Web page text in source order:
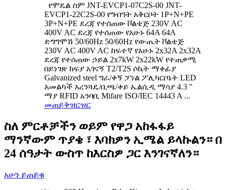
የሞዴል ስም JNT-EVCP1-07C2S-00 JNT-
EVCP1-22C2S-00 የግብዓት አቅርቦት 1P+N+PE
3P+N+PE ደረጃ የተሰጠው ቮልቴጅ 230V AC
400V AC ደረጃ የተሰጠው የአሁኑ 64A 64A
ድግግሞሽ 50/60Hz 50/60Hz የውጤት ቮልቴጅ
230V AC 400V AC ከፍተኛ የአሁኑ 2x32A 2x32A
ደረጃ የተሰጠው ኃይል 2x7kW 2x22kW የተጠቃሚ
በይነገጽ ክፍያ አገናኝ T2/T2S ሶኬት ማቀፊያ
Galvanized steel ግራ/ቀኝ ፓነል ፖሊካርቦኔት LED
አመልካች አረንጓዴ/ቢጫ/ቀይ ኤልሲዲ ማሳያ 4.3 ″
ማያ RFID አንባቢ Mifare ISO/IEC 14443 A ...
መጠይቅዝርዝር
ስለ ምርቶቻችን ወይም የዋጋ አከፋፋይ
ማንኛውም ጥያቄ ፣ እባክዎን ኢሜል ይላኩልን። በ
24 ሰዓታት ውስጥ ከእርስዎ ጋር እንገናኛለን።
አሁን ይጠይቁ